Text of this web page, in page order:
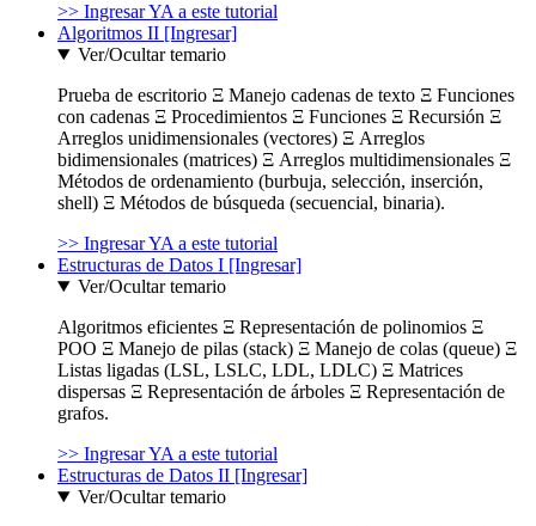
>> Ingresar YA a este tutorial
Algoritmos II [Ingresar]
Ver/Ocultar temario
Prueba de escritorio Ξ Manejo cadenas de texto Ξ Funciones
con cadenas Ξ Procedimientos Ξ Funciones Ξ Recursión Ξ
Arreglos unidimensionales (vectores) Ξ Arreglos
bidimensionales (matrices) Ξ Arreglos multidimensionales Ξ
Métodos de ordenamiento (burbuja, selección, inserción,
shell) Ξ Métodos de búsqueda (secuencial, binaria).
>> Ingresar YA a este tutorial
Estructuras de Datos I [Ingresar]
Ver/Ocultar temario
Algoritmos eficientes Ξ Representación de polinomios Ξ
POO Ξ Manejo de pilas (stack) Ξ Manejo de colas (queue) Ξ
Listas ligadas (LSL, LSLC, LDL, LDLC) Ξ Matrices
dispersas Ξ Representación de árboles Ξ Representación de
grafos.
>> Ingresar YA a este tutorial
Estructuras de Datos II [Ingresar]
Ver/Ocultar temario